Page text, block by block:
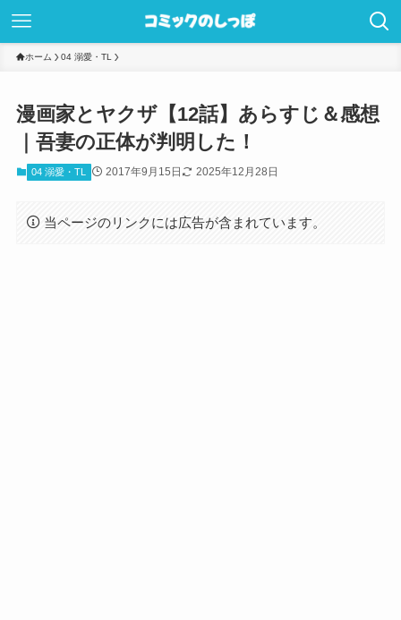
ホーム 04 溺愛・TL
漫画家とヤクザ【12話】あらすじ＆感想
｜吾妻の正体が判明した！
04 溺愛・TL 2017年9月15日 2025年12月28日
当ページのリンクには広告が含まれています。